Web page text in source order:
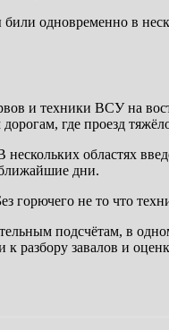
одновременно в
и техники ВСУ на
где проезд
областях
дни.
не то что
подсчётам, в
разбору завалов и